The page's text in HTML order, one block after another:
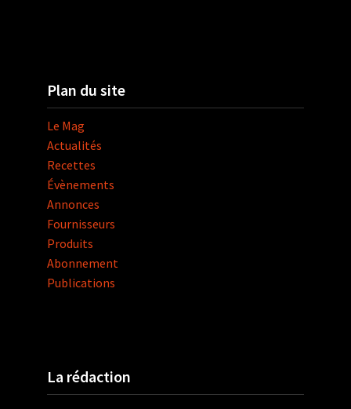
Plan du site
Le Mag
Actualités
Recettes
Évènements
Annonces
Fournisseurs
Produits
Abonnement
Publications
La rédaction